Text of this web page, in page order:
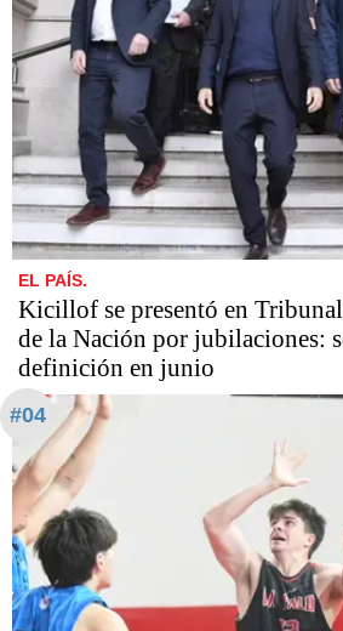
EL PAÍS.
Kicillof se presentó en
de la Nación por jubilaciones:
definición en junio
#04